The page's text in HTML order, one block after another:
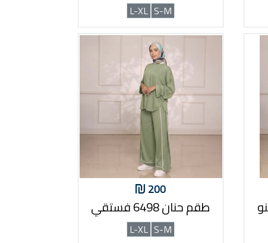
S-M
L-XL
200
طقم حنان 6498 فستقي
S-M
L-XL